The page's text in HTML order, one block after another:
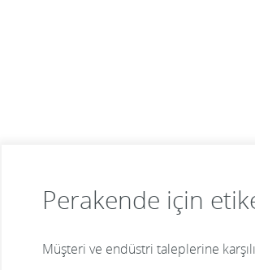
Perakende için
Müşteri ve endüstri taleplerine